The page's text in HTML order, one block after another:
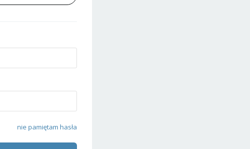
nie pamiętam hasła